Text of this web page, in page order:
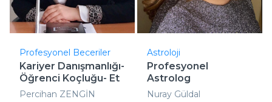
Profesyonel Beceriler
Kariyer Danışmanlığı-
Öğrenci Koçluğu- Et
..
Percihan ZENGİN
Astroloji
Profesyonel
Astrolog
Nuray Güldal